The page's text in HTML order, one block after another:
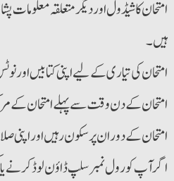
امتحان کا شیڈول اور دیگر متعلقہ
ہیں۔
امتحان کی تیاری کے لیے اپنی کتابیں اور
امتحان کے دن وقت سے پہلے امتحان کے
امتحان کے دوران پرسکون رہیں اور اپنی
اگر آپ کو رول نمبر سلپ ڈاؤن لوڈ کرنے